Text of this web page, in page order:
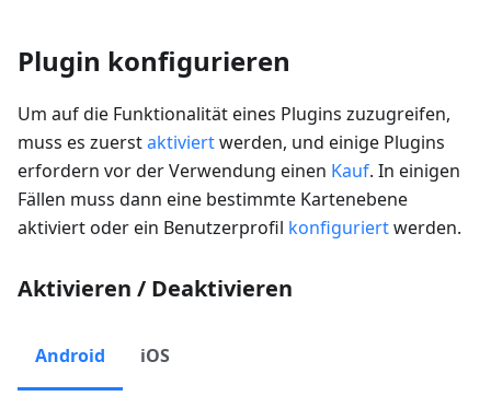
Plugin konfigurieren
Um auf die Funktionalität eines Plugins zuzugreifen,
muss es zuerstaktiviertwerden, und einige Plugins
erfordern vor der Verwendung einen Kauf. In einigen
Fällen muss dann eine bestimmte Kartenebene
aktiviert oder ein Benutzerprofil konfiguriertwerden.
Aktivieren / Deaktivieren
Android iOS